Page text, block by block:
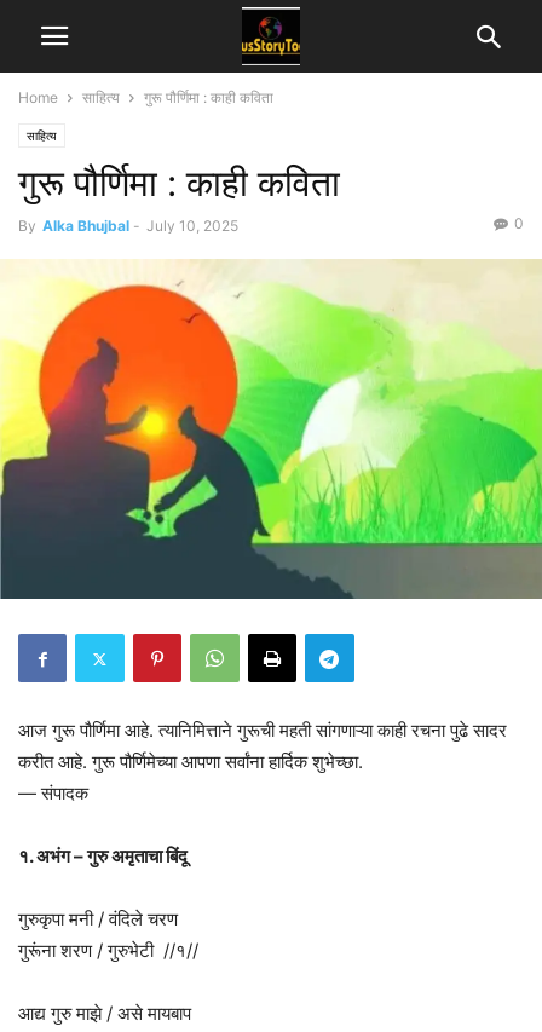
Home साहित्य गुरू पौर्णिमा : काही कविता
साहित्य
गुरू पौर्णिमा : काही कविता
By Alka Bhujbal - July 10, 2025 0
आज गुरू पौर्णिमा आहे. त्यानिमित्ताने गुरूची महती सांगणाऱ्या काही रचना पुढे सादर
करीत आहे. गुरू पौर्णिमेच्या आपणा सर्वांना हार्दिक शुभेच्छा.
— संपादक
१. अभंग – गुरु अमृताचा बिंदू
गुरुकृपा मनी / वंदिले चरण
गुरूंना शरण / गुरुभेटी //१//
आद्य गुरु माझे / असे मायबाप